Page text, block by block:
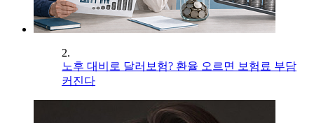
2.
노후 대비로 달러보험? 환율 오르면 보험료 부담
커진다